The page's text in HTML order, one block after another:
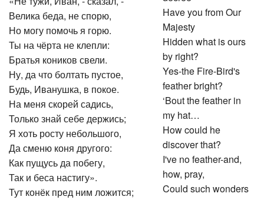
Велика беда, не спорю,
Но могу помочь я горю.
Ты на чёрта не клепли:
Братья коников свели.
Ну, да что болтать пустое,
Будь, Иванушка, в покое.
На меня скорей садись,
Только знай себе держись;
Я хоть росту небольшого,
Да сменю коня другого:
Как пущусь да побегу,
Так и беса настигу».
Тут конёк пред ним ложится;
Have you from Our
Majesty
Hidden what is ours
by right?
Yes-the Fire-Bird's
feather bright?
‘Bout the feather in
my hat…
How could he
discover that?
I've no feather-and,
how, pray,
Could such wonders